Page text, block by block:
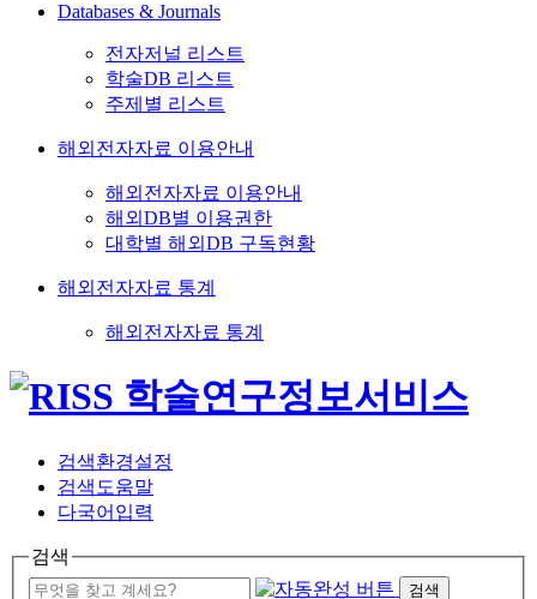
Databases & Journals
전자저널 리스트
학술DB 리스트
주제별 리스트
해외전자자료 이용안내
해외전자자료 이용안내
해외DB별 이용권한
대학별 해외DB 구독현황
해외전자자료 통계
해외전자자료 통계
검색환경설정
검색도움말
다국어입력
검색
검색